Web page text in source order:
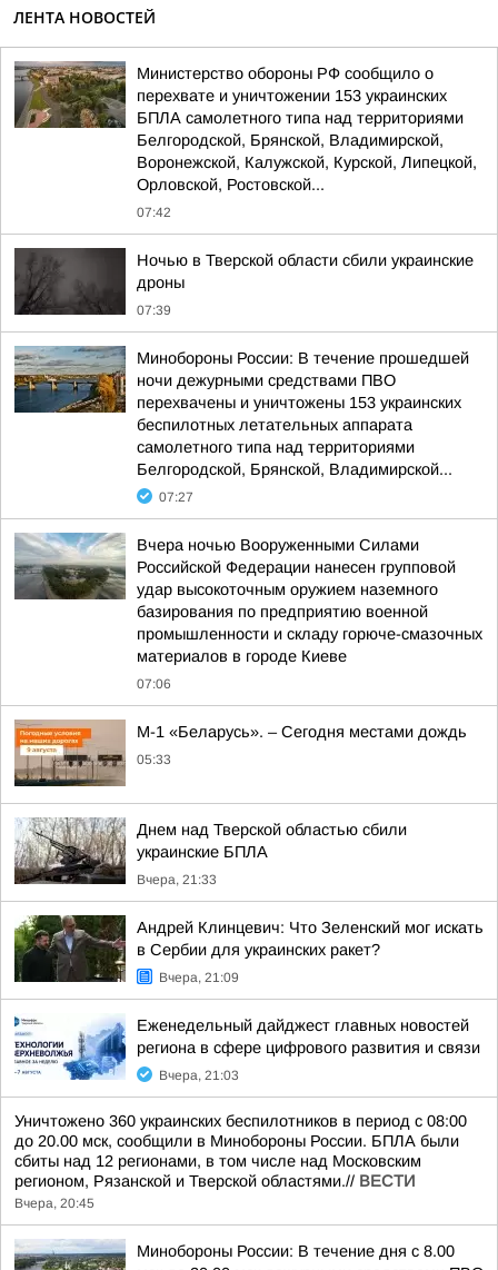
ЛЕНТА НОВОСТЕЙ
Министерство обороны РФ сообщило о
перехвате и уничтожении 153 украинских
БПЛА самолетного типа над территориями
Белгородской, Брянской, Владимирской,
Воронежской, Калужской, Курской, Липецкой,
Орловской, Ростовской...
07:42
Ночью в Тверской области сбили украинские
дроны
07:39
Минобороны России: В течение прошедшей
ночи дежурными средствами ПВО
перехвачены и уничтожены 153 украинских
беспилотных летательных аппарата
самолетного типа над территориями
Белгородской, Брянской, Владимирской...
07:27
Вчера ночью Вооруженными Силами
Российской Федерации нанесен групповой
удар высокоточным оружием наземного
базирования по предприятию военной
промышленности и складу горюче-смазочных
материалов в городе Киеве
07:06
М-1 «Беларусь». – Сегодня местами дождь
05:33
Днем над Тверской областью сбили
украинские БПЛА
Вчера, 21:33
Андрей Клинцевич: Что Зеленский мог искать
в Сербии для украинских ракет?
Вчера, 21:09
Еженедельный дайджест главных новостей
региона в сфере цифрового развития и связи
Вчера, 21:03
Уничтожено 360 украинских беспилотников в период с 08:00
до 20.00 мск, сообщили в Минобороны России. БПЛА были
сбиты над 12 регионами, в том числе над Московским
регионом, Рязанской и Тверской областями.// ВЕСТИ
Вчера, 20:45
Минобороны России: В течение дня с 8.00